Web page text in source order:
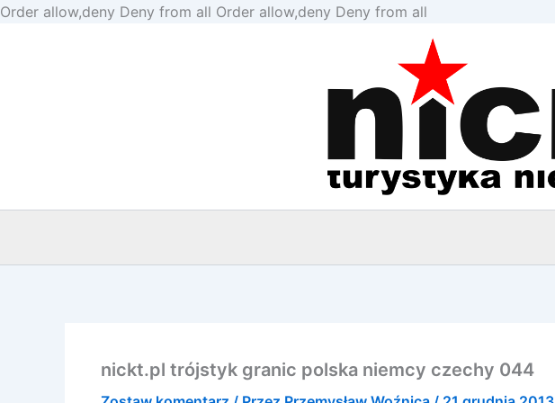
Order allow,deny Deny from all Order allow,deny Deny from all
do
treści
nickt.pl trójstyk granic polska niemcy czechy 044